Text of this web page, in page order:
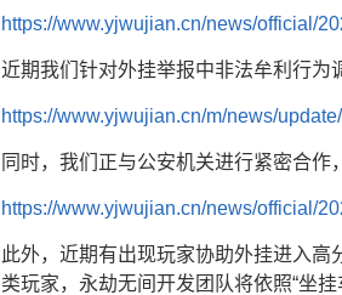
https://www.yjwujian.cn/news/official/
近期我们针对外挂举报中非法牟利行为
https://www.yjwujian.cn/m/news/
同时，我们正与公安机关进行紧密合作
https://www.yjwujian.cn/news/official/
此外，近期有出现玩家协助外挂进入
类玩家，永劫无间开发团队将依照“坐